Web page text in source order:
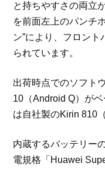
と持ちやすさの両立
を前面左上のパンチ
ン”により、フロン
られています。
出荷時点でのソフト
10（Android Q）が
は自社製のKirin 810
内蔵するバッテリー
電規格「Huawei